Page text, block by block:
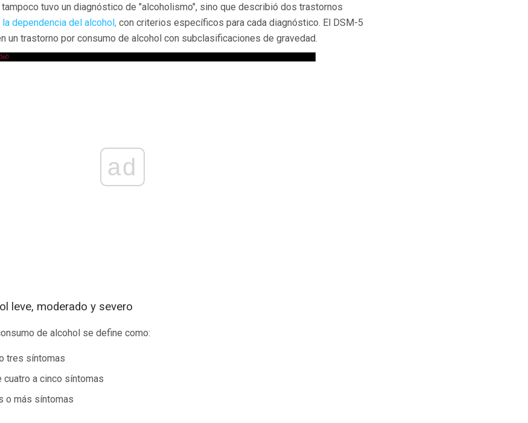
tuvo un diagnóstico de "alcoholismo", sino que describió dos trastornos
dependencia del alcohol, con criterios específicos para cada diagnóstico. El DSM-5
un trastorno por consumo de alcohol con subclasificaciones de gravedad.
ad
leve, moderado y severo
de alcohol se define como:
tres síntomas
cuatro a cinco síntomas
o más síntomas